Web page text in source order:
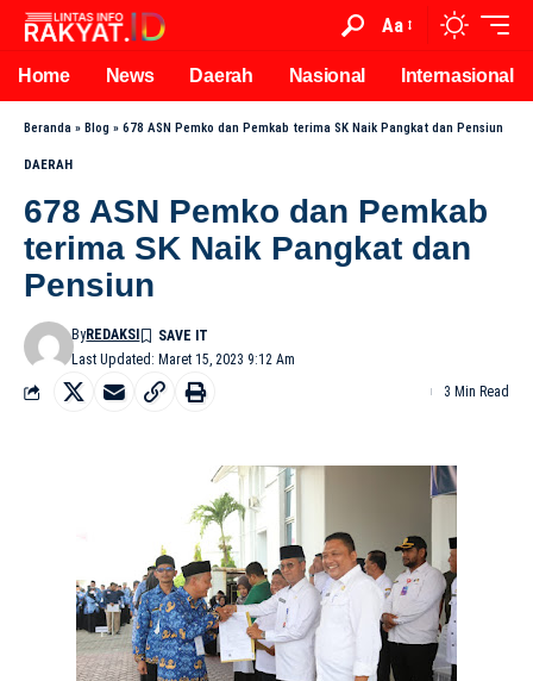
Aa
Home News Daerah Nasional Internasional
Beranda » Blog » 678 ASN Pemko dan Pemkab terima SK Naik Pangkat dan Pensiun
DAERAH
678 ASN Pemko dan Pemkab
terima SK Naik Pangkat dan
Pensiun
Last Updated: Maret 15, 2023 9:12 Am
ByREDAKSI
3 Min Read